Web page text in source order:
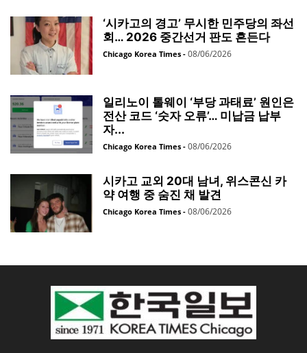
‘시카고의 경고’ 무시한 민주당의 좌선
회… 2026 중간선거 판도 흔든다
Chicago Korea Times - 08/06/2026
일리노이 톨웨이 ‘부당 과태료’ 원인은
전산 코드 ‘숫자 오류’… 미납금 납부
자...
Chicago Korea Times - 08/06/2026
시카고 교외 20대 남녀, 위스콘신 카
약 여행 중 숨진 채 발견
Chicago Korea Times - 08/06/2026